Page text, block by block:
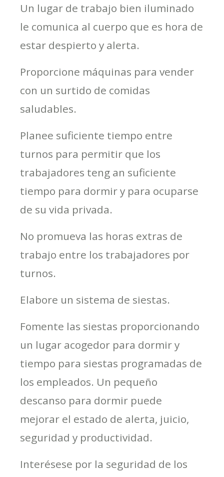
Un lugar de trabajo bien iluminado
le comunica al cuerpo que es hora de
estar despierto y alerta.
Proporcione máquinas para vender
con un surtido de comidas
saludables.
Planee suficiente tiempo entre
turnos para permitir que los
trabajadores teng an suficiente
tiempo para dormir y para ocuparse
de su vida privada.
No promueva las horas extras de
trabajo entre los trabajadores por
turnos.
Elabore un sistema de siestas.
Fomente las siestas proporcionando
un lugar acogedor para dormir y
tiempo para siestas programadas de
los empleados. Un pequeño
descanso para dormir puede
mejorar el estado de alerta, juicio,
seguridad y productividad.
Interésese por la seguridad de los